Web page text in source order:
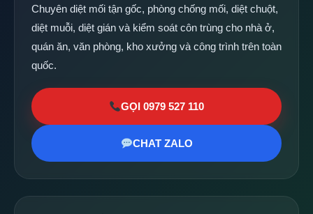
Chuyên diệt mối tận gốc, phòng chống mối, diệt chuột,
diệt muỗi, diệt gián và kiểm soát côn trùng cho nhà ở,
quán ăn, văn phòng, kho xưởng và công trình trên toàn
quốc.
GỌI 0979 527 110
CHAT ZALO